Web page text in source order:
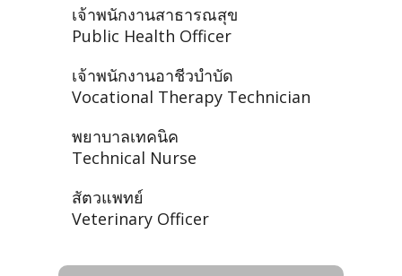
เจ้าพนักงานสาธารณสุข
Public Health Officer
เจ้าพนักงานอาชีวบำบัด
Vocational Therapy Technician
พยาบาลเทคนิค
Technical Nurse
สัตวแพทย์
Veterinary Officer